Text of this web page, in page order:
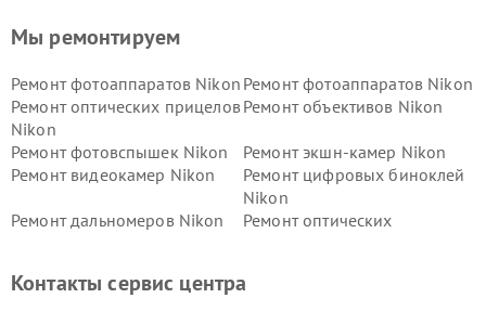
Мы ремонтируем
Ремонт фотоаппаратов Nikon Ремонт фотоаппаратов Nikon
Ремонт оптических прицелов
Nikon
Ремонт объективов Nikon
Ремонт фотовспышек Nikon
Ремонт экшн-камер Nikon
Ремонт видеокамер Nikon
Ремонт цифровых биноклей
Nikon
Ремонт дальномеров Nikon
Ремонт оптических
Контакты сервис центра